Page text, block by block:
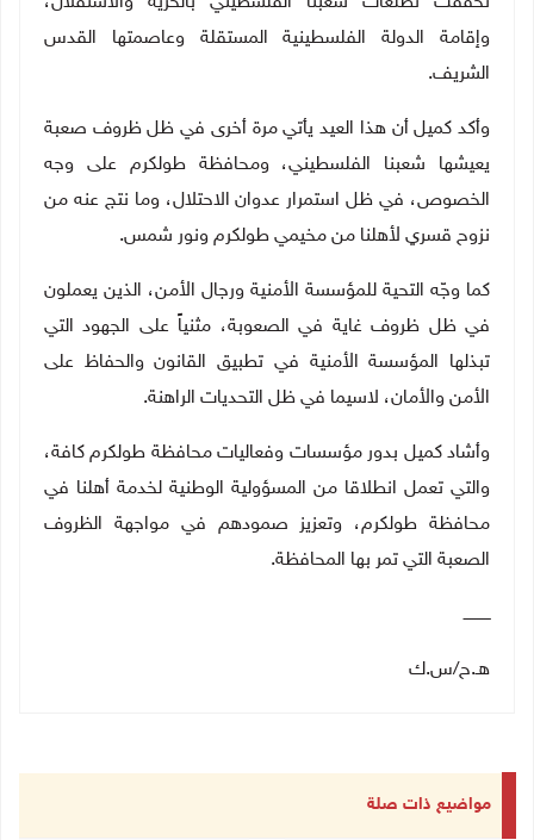
وإقامة الدولة الفلسطينية المستقلة وعاصمتها القدس
الشريف.
وأكد كميل أن هذا العيد يأتي مرة أخرى في ظل ظروف صعبة
يعيشها شعبنا الفلسطيني، ومحافظة طولكرم على وجه
الخصوص، في ظل استمرار عدوان الاحتلال، وما نتج عنه من
نزوح قسري لأهلنا من مخيمي طولكرم ونور شمس.
كما وجّه التحية للمؤسسة الأمنية ورجال الأمن، الذين يعملون
في ظل ظروف غاية في الصعوبة، مثنياً على الجهود التي
تبذلها المؤسسة الأمنية في تطبيق القانون والحفاظ على
الأمن والأمان، لاسيما في ظل التحديات الراهنة.
وأشاد كميل بدور مؤسسات وفعاليات محافظة طولكرم كافة،
والتي تعمل انطلاقا من المسؤولية الوطنية لخدمة أهلنا في
محافظة طولكرم، وتعزيز صمودهم في مواجهة الظروف
الصعبة التي تمر بها المحافظة.
ـــــــــــ
هـ.ح/س.ك
مواضيع ذات صلة